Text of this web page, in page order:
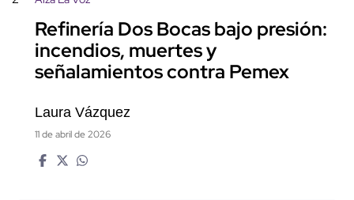
Refinería Dos Bocas bajo presión:
incendios, muertes y
señalamientos contra Pemex
Laura Vázquez
11 de abril de 2026